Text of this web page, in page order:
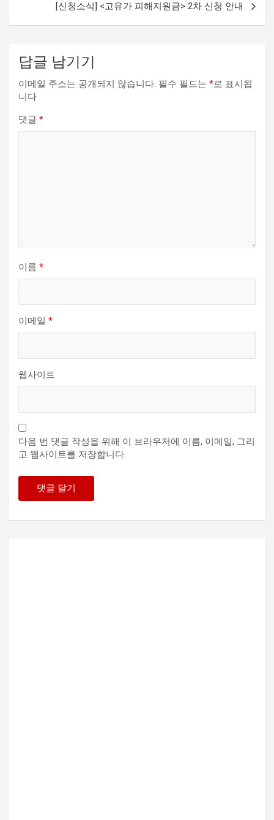
션
[신청소식] <고유가 피해지원금> 2차 신청 안내
답글 남기기
이메일 주소는 공개되지 않습니다. 필수 필드는 *로 표시됩
니다
댓글 *
이름 *
이메일 *
웹사이트
다음 번 댓글 작성을 위해 이 브라우저에 이름, 이메일, 그리
고 웹사이트를 저장합니다.